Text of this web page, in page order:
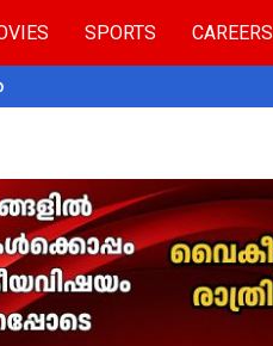
SPORTS CAREERS